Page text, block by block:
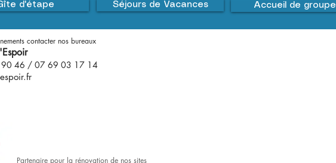
d'étape Séjours de Vacances Accueil de groupe
contacter nos bureaux​
90 46 / 07 69 03 17 14
Partenaire pour la rénovation de nos sites